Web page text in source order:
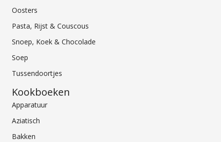
Oosters
Pasta, Rijst & Couscous
Snoep, Koek & Chocolade
Soep
Tussendoortjes
Kookboeken
Apparatuur
Aziatisch
Bakken